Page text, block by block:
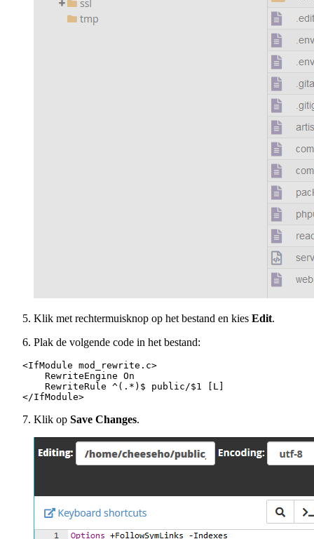
Klik met rechtermuisknop op het bestand en kies Edit.
Plak de volgende code in het bestand:
   <IfModule mod_rewrite.c>
       RewriteEngine On
       RewriteRule ^(.*)$ public/$1 [L]
   </IfModule>
Klik op Save Changes.